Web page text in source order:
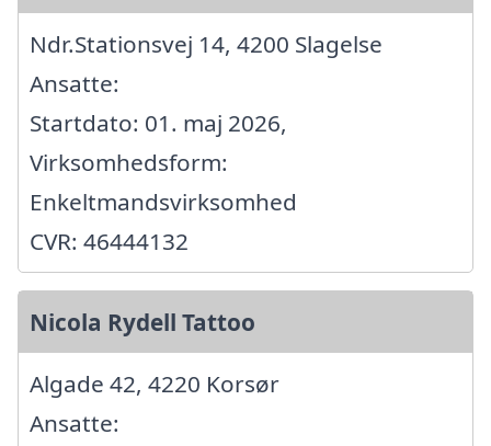
Ndr.Stationsvej 14, 4200 Slagelse
Ansatte:
Startdato: 01. maj 2026,
Virksomhedsform:
Enkeltmandsvirksomhed
CVR: 46444132
Nicola Rydell Tattoo
Algade 42, 4220 Korsør
Ansatte: